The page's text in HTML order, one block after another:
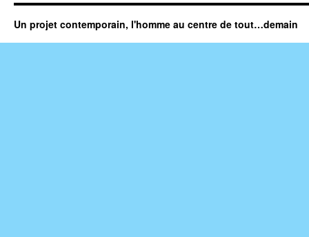
Un projet contemporain, l'homme au centre de tout…demain